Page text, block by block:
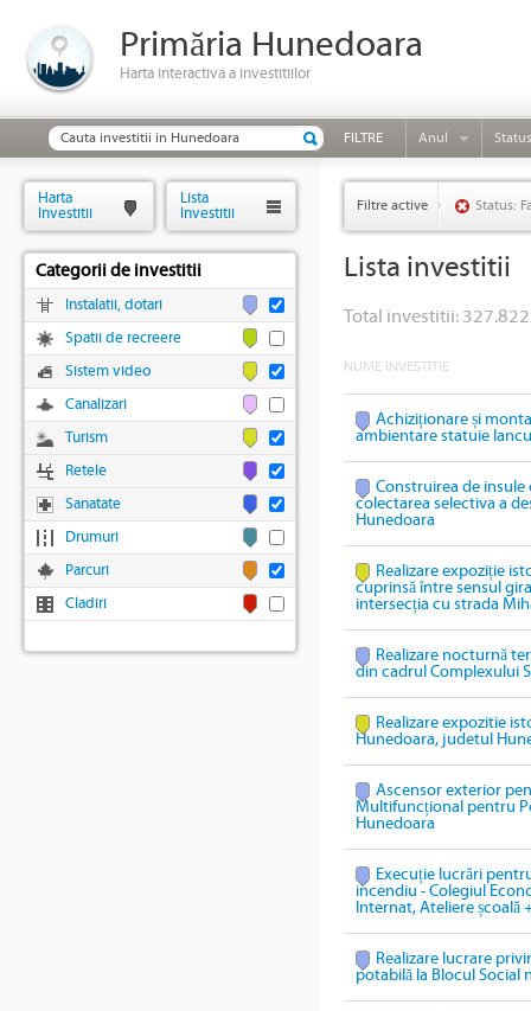
Primăria Hunedoara
Harta interactiva a investitiilor
FILTRE Anul Status
Filtre active Status:
Lista investitii
Total investitii:
NUME INVESTITIE
Achiziționare și
ambientare statuie
Construirea de
colectarea selectiva a
Hunedoara
Realizare expoziție
cuprinsă între sensul
intersecția cu strada
Realizare nocturnă
din cadrul Complexului
Realizare expozitie
Hunedoara, judetul
Ascensor exterior
Multifuncțional pentru
Hunedoara
Execuție lucrări
incendiu - Colegiul
Internat, Ateliere școală
Realizare lucrare
potabilă la Blocul Social
Harta
Investitii
Lista
Investitii
Categorii de investitii
Instalatii, dotari
Spatii de recreere
Sistem video
Canalizari
Turism
Retele
Sanatate
Drumuri
Parcuri
Cladiri